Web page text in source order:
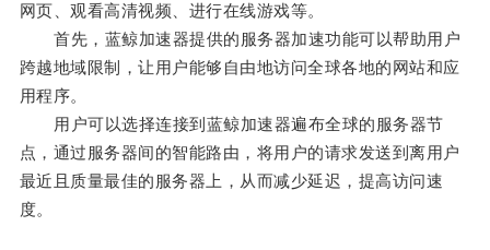
网页、观看高清视频、进行在线游戏等。
首先，蓝鲸加速器提供的服务器加速功能可以帮助用户
跨越地域限制，让用户能够自由地访问全球各地的网站和应
用程序。
用户可以选择连接到蓝鲸加速器遍布全球的服务器节
点，通过服务器间的智能路由，将用户的请求发送到离用户
最近且质量最佳的服务器上，从而减少延迟，提高访问速
度。